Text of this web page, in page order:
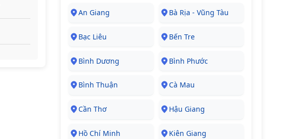
An Giang Bà Rịa - Vũng Tàu
Bạc Liêu Bến Tre
Bình Dương Bình Phước
Bình Thuận Cà Mau
Cần Thơ Hậu Giang
Hồ Chí Minh Kiên Giang